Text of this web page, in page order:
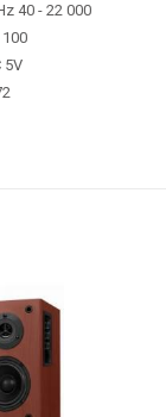
40 - 22 000